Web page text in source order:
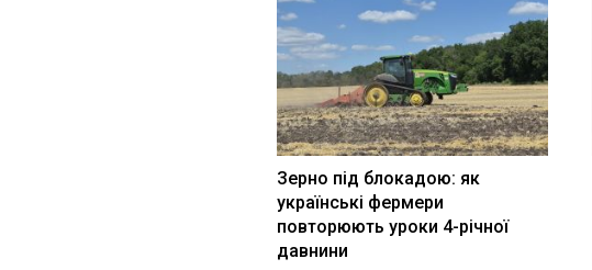
Зерно під блокадою: як
українські фермери
повторюють уроки 4-річної
давнини